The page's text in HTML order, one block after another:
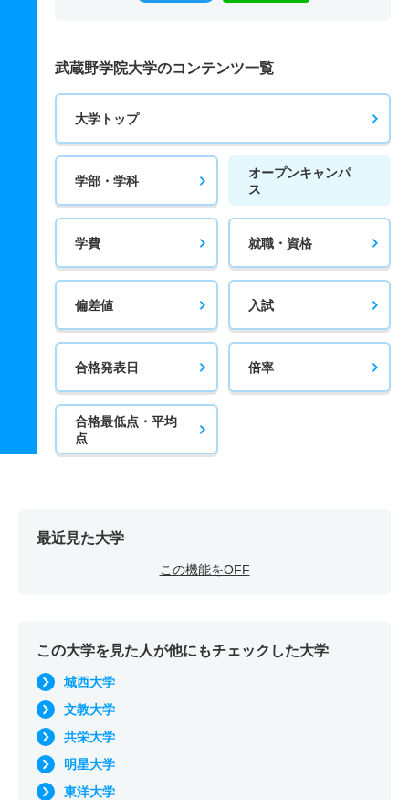
武蔵野学院大学のコンテンツ一覧
大学トップ
学部・学科
オープンキャンパ
ス
学費 就職・資格
偏差値 入試
合格発表日 倍率
合格最低点・平均
点
最近見た大学
この機能をOFF
この大学を見た人が他にもチェックした大学
城西大学
文教大学
共栄大学
明星大学
東洋大学